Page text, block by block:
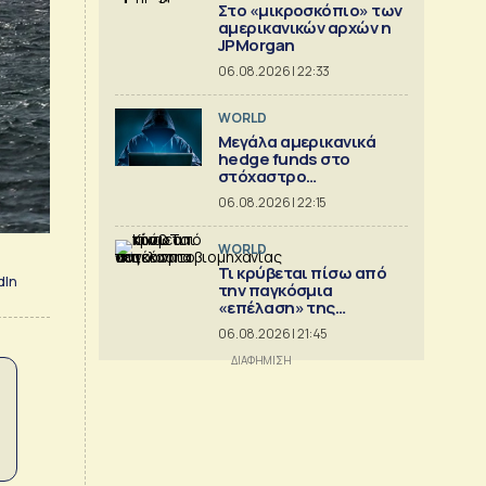
Στο «μικροσκόπιο» των
αμερικανικών αρχών η
JPMorgan
06.08.2026 | 22:33
WORLD
Μεγάλα αμερικανικά
hedge funds στο
στόχαστρο
κυβερνοεπιθέσεων
06.08.2026 | 22:15
WORLD
Τι κρύβεται πίσω από
την παγκόσμια
«επέλαση» της
κινεζικής
αυτοκινητοβιομηχανίας
06.08.2026 | 21:45